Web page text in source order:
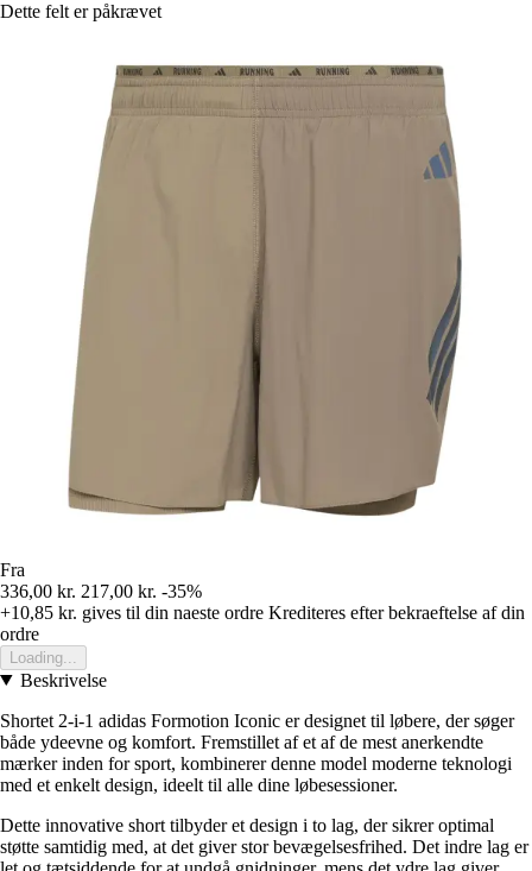
Dette felt er påkrævet
Fra
336,00 kr. 217,00 kr. -35%
+10,85 kr. gives til din naeste ordre Krediteres efter bekraeftelse af din
ordre
Loading...
Beskrivelse
Shortet 2-i-1 adidas Formotion Iconic er designet til løbere, der søger
både ydeevne og komfort. Fremstillet af et af de mest anerkendte
mærker inden for sport, kombinerer denne model moderne teknologi
med et enkelt design, ideelt til alle dine løbesessioner.
Dette innovative short tilbyder et design i to lag, der sikrer optimal
støtte samtidig med, at det giver stor bevægelsesfrihed. Det indre lag er